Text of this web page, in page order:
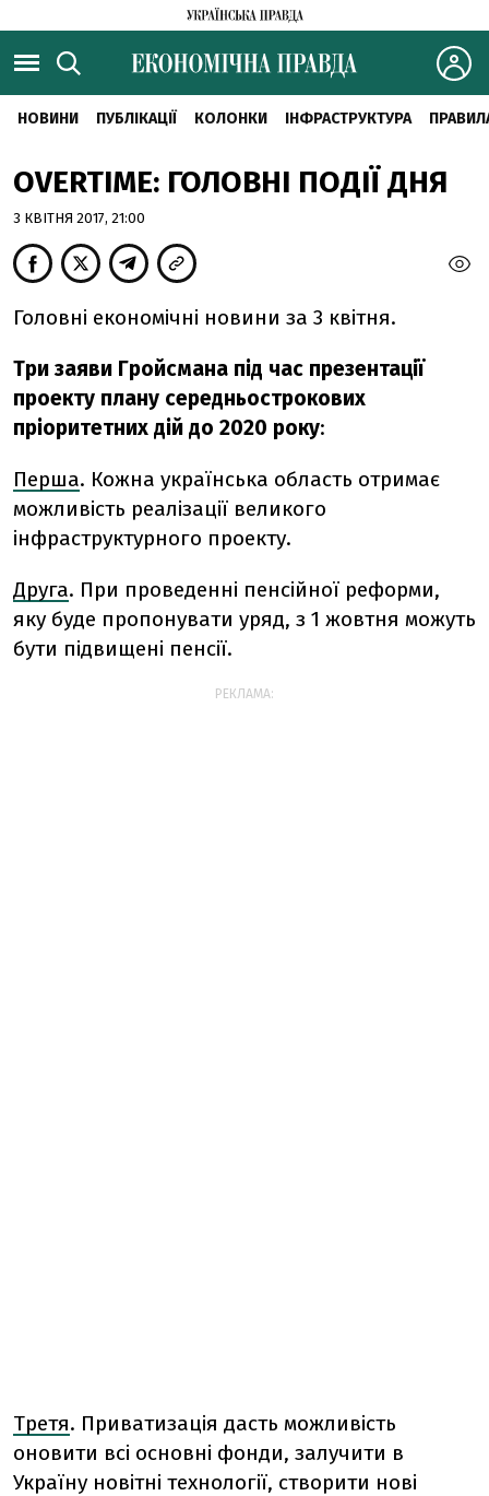
НОВИНИ ПУБЛІКАЦІЇ КОЛОНКИ ІНФРАСТРУКТУРА
OVERTIME: ГОЛОВНІ ПОДІЇ ДНЯ
3 КВІТНЯ 2017, 21:00
Головні економічні новини за 3 квітня.
Три заяви Гройсмана під час презентації
проекту плану середньострокових
пріоритетних дій до 2020 року:
Перша. Кожна українська область отримає
можливість реалізації великого
інфраструктурного проекту.
Друга. При проведенні пенсійної реформи,
яку буде пропонувати уряд, з 1 жовтня можуть
бути підвищені пенсії.
РЕКЛАМА:
Третя. Приватизація дасть можливість
оновити всі основні фонди, залучити в
Україну новітні технології, створити нові